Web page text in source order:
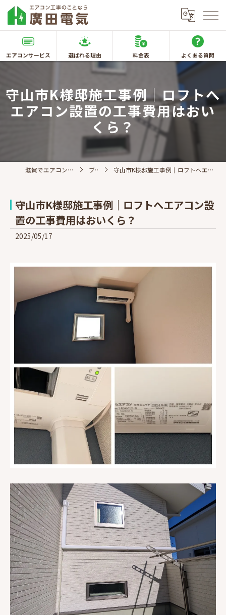
エアコンサービス 選ばれる理由 料金表 よくある質問
守山市K様邸施工事例｜ロフトへ
エアコン設置の工事費用はおい
くら？
滋賀でエアコン取付なら廣田電気 ブログ 守山市K様邸施工事例｜ロフトへエアコン設置の工事費用はおいくら？
守山市K様邸施工事例｜ロフトへエアコン設
置の工事費用はおいくら？
2025/05/17